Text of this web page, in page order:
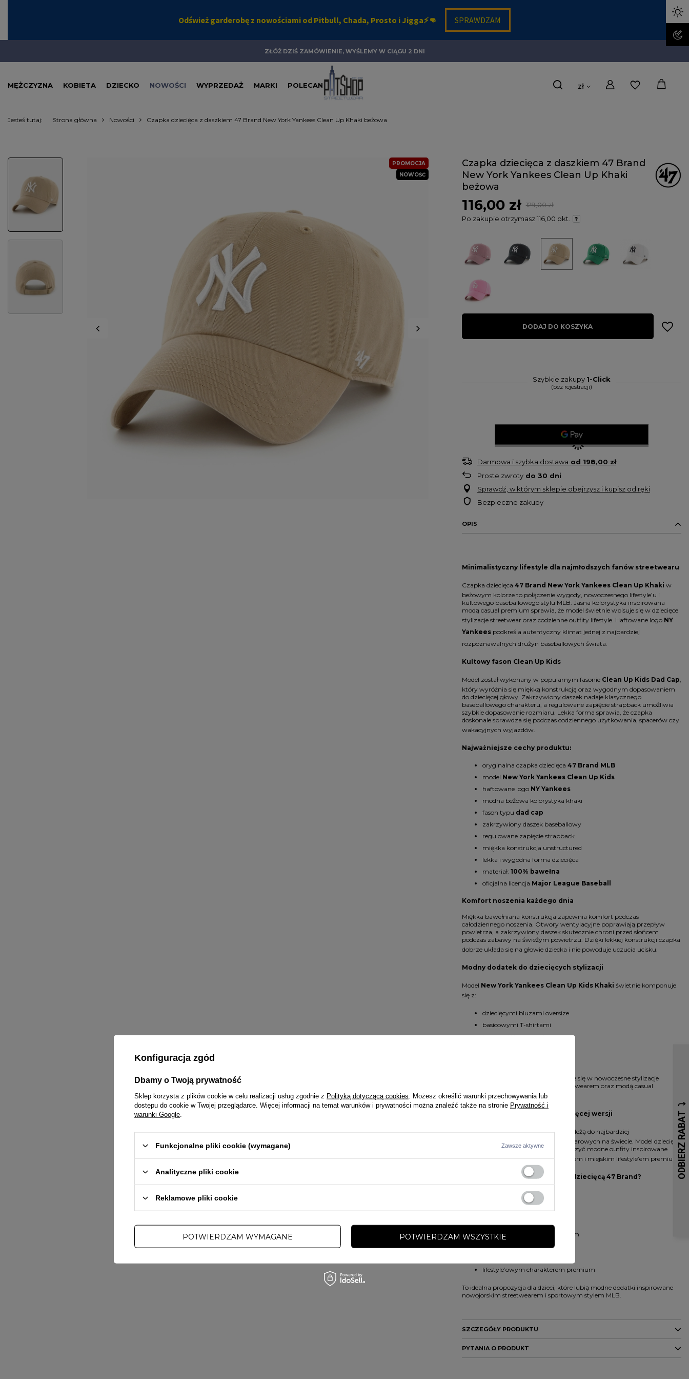
zł
ZŁÓŻ DZIŚ ZAMÓWIENIE, WYŚLEMY W CIĄGU 2 DNI
MĘŻCZYZNA KOBIETA DZIECKO NOWOŚCI WYPRZEDAŻ MARKI POLECANE
Jesteś tutaj: Strona główna Nowości Czapka dziecięca z daszkiem 47 Brand New York Yankees Clean Up Khaki beżowa
PROMOCJA
NOWOŚĆ
Czapka dziecięca z daszkiem 47 Brand
New York Yankees Clean Up Khaki
beżowa
116,00 zł
129,00 zł
Po zakupie otrzymasz116,00 pkt.
DODAJ DO KOSZYKA
Szybkie zakupy 1-Click
(bez rejestracji)
Darmowa i szybka dostawa od 198,00 zł
Proste zwrotydo 30 dni
Sprawdź, w którym sklepie obejrzysz i kupisz od ręki
Bezpieczne zakupy
OPIS
Minimalistyczny lifestyle dla najmłodszych fanów streetwearu
Czapka dziecięca 47 Brand New York Yankees Clean Up Khaki w
beżowym kolorze to połączenie wygody, nowoczesnego lifestyle’u i
kultowego baseballowego stylu MLB. Jasna kolorystyka inspirowana
modą casual premium sprawia, że model świetnie wpisuje się w dziecięce
stylizacje streetwear oraz codzienne outfity lifestyle. Haftowane logo NY
Yankeespodkreśla autentyczny klimat jednej z najbardziej
rozpoznawalnych drużyn baseballowych świata.
Kultowy fason Clean Up Kids
Model został wykonany w popularnym fasonie Clean Up Kids Dad Cap,
który wyróżnia się miękką konstrukcją oraz wygodnym dopasowaniem
do dziecięcej głowy. Zakrzywiony daszek nadaje klasycznego
baseballowego charakteru, a regulowane zapięcie strapback umożliwia
szybkie dopasowanie rozmiaru. Lekka forma sprawia, że czapka
doskonale sprawdza się podczas codziennego użytkowania, spacerów czy
wakacyjnych wyjazdów.
Najważniejsze cechy produktu:
oryginalna czapka dziecięca 47 Brand MLB
model New York Yankees Clean Up Kids
haftowane logo NY Yankees
modna beżowa kolorystyka khaki
fason typu dad cap
zakrzywiony daszek baseballowy
regulowane zapięcie strapback
miękka konstrukcja unstructured
lekka i wygodna forma dziecięca
materiał: 100% bawełna
oficjalna licencja Major League Baseball
Komfort noszenia każdego dnia
Miękka bawełniana konstrukcja zapewnia komfort podczas
całodziennego noszenia. Otwory wentylacyjne poprawiają przepływ
powietrza, a zakrzywiony daszek skutecznie chroni przed słońcem
podczas zabawy na świeżym powietrzu. Dzięki lekkiej konstrukcji czapka
dobrze układa się na głowie dziecka i nie powoduje uczucia ucisku.
Modny dodatek do dziecięcych stylizacji
Model New York Yankees Clean Up Kids Khaki świetnie komponuje
się z:
dziecięcymi bluzami oversize
basicowymi T-shirtami
jeansami i joggerami
Beżowa kolorystyka doskonale wpisuje się w nowoczesne stylizacje
inspirowane minimalistycznym streetwearem oraz modą casual
premium dla dzieci.
Baseballowy klasyk MLB w dziecięcej wersji
od lat należą do najbardziej
rozpoznawalnych dodatków streetwearowych na świecie. Model dziecięcy
Clean Up pozwala najmłodszym tworzyć modne outfity inspirowane
amerykańskim baseballowym klimatem i miejskim lifestyle’em premium.
Dlaczego warto wybrać czapkę dziecięcą 47 Brand?
wygodnym fasonem dziecięcym
lekką konstrukcją
lifestyle’owym charakterem premium
To idealna propozycja dla dzieci, które lubią modne dodatki inspirowane
nowojorskim streetwearem i sportowym stylem MLB.
SZCZEGÓŁY PRODUKTU
Marka 47 Brand
PYTANIA O PRODUKT
Konfiguracja zgód
Dbamy o Twoją prywatność
Sklep korzysta z plików cookie w celu realizacji usług zgodnie z Polityką dotyczącą cookies . Możesz określić warunki przechowywania lub
dostępu do cookie w Twojej przeglądarce. Więcej informacji na temat warunków i prywatności można znaleźć także na stronie Prywatność i
warunki Google
Funkcjonalne pliki cookie (wymagane) Zawsze aktywne
Analityczne pliki cookie
Reklamowe pliki cookie
POTWIERDZAM WYMAGANE POTWIERDZAM WSZYSTKIE